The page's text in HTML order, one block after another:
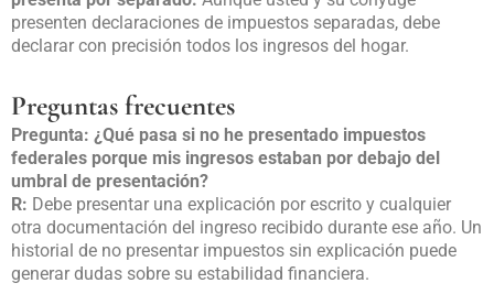
presenten declaraciones de impuestos separadas, debe
declarar con precisión todos los ingresos del hogar.
Preguntas frecuentes
Pregunta: ¿Qué pasa si no he presentado impuestos
federales porque mis ingresos estaban por debajo del
umbral de presentación?
R: Debe presentar una explicación por escrito y cualquier
otra documentación del ingreso recibido durante ese año. Un
historial de no presentar impuestos sin explicación puede
generar dudas sobre su estabilidad financiera.